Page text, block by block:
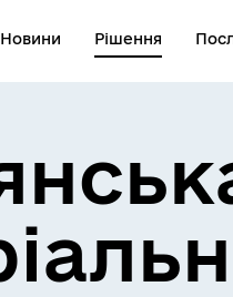
Новини Рішення